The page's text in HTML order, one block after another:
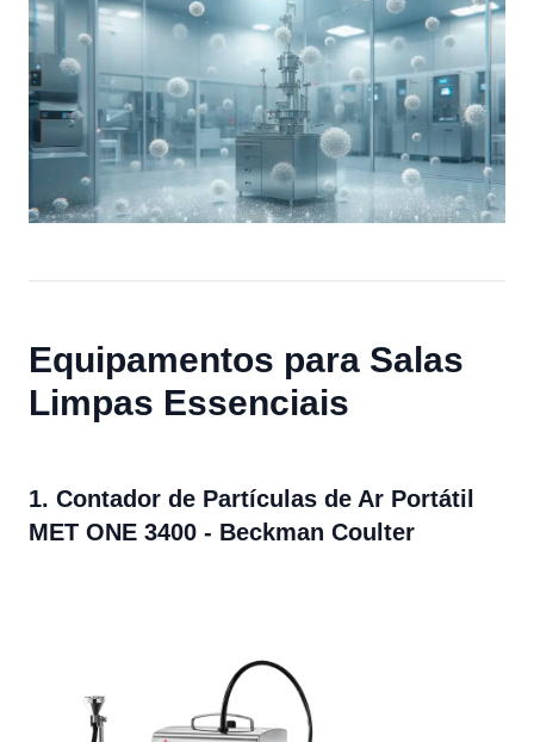
Equipamentos para Salas
Limpas Essenciais
1. Contador de Partículas de Ar Portátil
MET ONE 3400 - Beckman Coulter